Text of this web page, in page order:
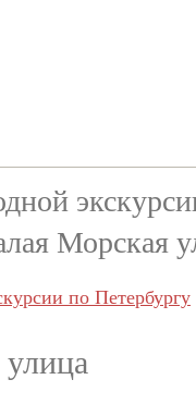
Морская
по Петербургу